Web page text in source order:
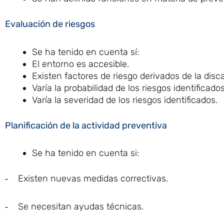
Evaluación de riesgos
Se ha tenido en cuenta sí:
El entorno es accesible.
Existen factores de riesgo derivados de la
Varía la probabilidad de los riesgos
Varía la severidad de los riesgos identificados.
Planificación de la actividad preventiva
Se ha tenido en cuenta si:
‐ Existen nuevas medidas correctivas.
‐ Se necesitan ayudas técnicas.